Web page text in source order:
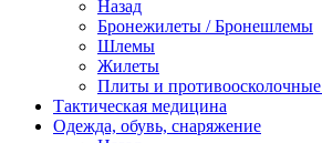
Назад
Бронежилеты / Бронешлемы
Шлемы
Жилеты
Плиты и
Тактическая медицина
Одежда, обувь, снаряжение